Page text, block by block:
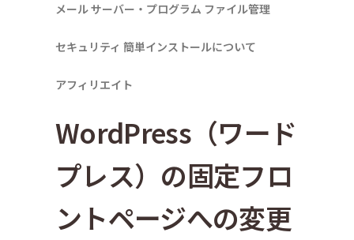
メールサーバー・プログラム ファイル管理
セキュリティ 簡単インストールについて
アフィリエイト
WordPress（ワード
プレス）の固定フロ
ントページへの変更